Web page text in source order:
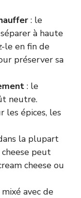
: le
à haute
le en fin de
préserver sa
: le
neutre.
les épices, les
la plupart
peut
cheese ou
mixé avec de